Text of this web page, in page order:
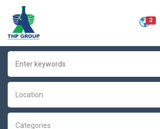
2
Location
Categories